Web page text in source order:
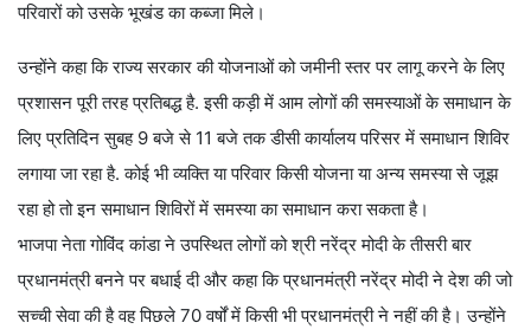
परिवारों को उसके भूखंड का कब्जा मिले।
उन्होंने कहा कि राज्य सरकार की योजनाओं को जमीनी स्तर पर लागू करने के लिए
प्रशासन पूरी तरह प्रतिबद्ध है. इसी कड़ी में आम लोगों की समस्याओं के समाधान के
लिए प्रतिदिन सुबह 9 बजे से 11 बजे तक डीसी कार्यालय परिसर में समाधान शिविर
लगाया जा रहा है. कोई भी व्यक्ति या परिवार किसी योजना या अन्य समस्या से जूझ
रहा हो तो इन समाधान शिविरों में समस्या का समाधान करा सकता है।
भाजपा नेता गोविंद कांडा ने उपस्थित लोगों को श्री नरेंद्र मोदी के तीसरी बार
प्रधानमंत्री बनने पर बधाई दी और कहा कि प्रधानमंत्री नरेंद्र मोदी ने देश की जो
सच्ची सेवा की है वह पिछले 70 वर्षों में किसी भी प्रधानमंत्री ने नहीं की है। उन्होंने